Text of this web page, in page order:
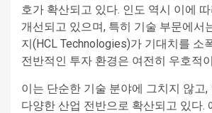
호가 확산되고 있다. 인도 역시 이에
개선되고 있으며, 특히 기술 부문에서
지(HCL Technologies)가 기대치를 소
전반적인 투자 환경은 여전히 우호적
이는 단순한 기술 분야에 그치지 않고,
다양한 산업 전반으로 확산되고 있다.